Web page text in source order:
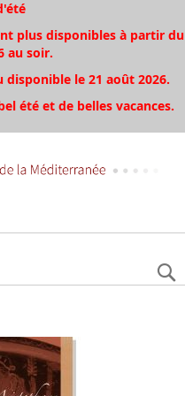
plus disponibles à partir du
au soir.
disponible le 21 août 2026.
été et de belles vacances.